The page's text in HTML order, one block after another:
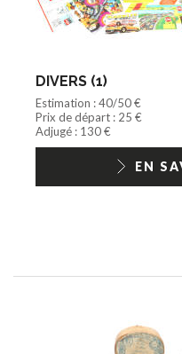
DIVERS (1)
Estimation : 40/50 €
Prix de départ : 25 €
Adjugé : 130 €
EN